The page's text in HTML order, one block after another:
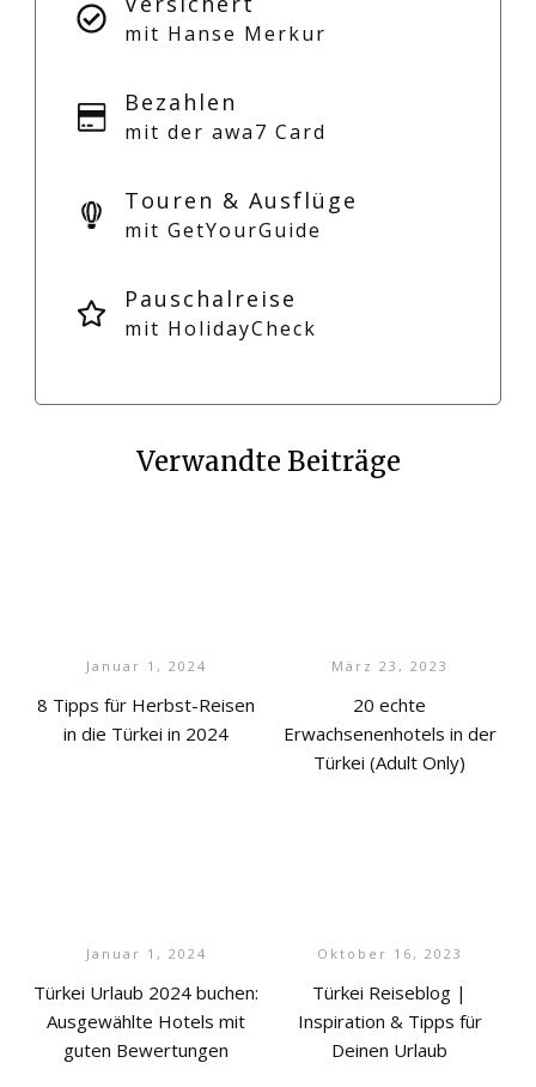
mit Hanse Merkur
Bezahlen
mit der awa7 Card
Touren & Ausflüge
mit GetYourGuide
Pauschalreise
mit HolidayCheck
Verwandte Beiträge
Januar 1, 2024
8 Tipps für Herbst-Reisen
in die Türkei in 2024
März 23, 2023
20 echte
Erwachsenenhotels in der
Türkei (Adult Only)
Januar 1, 2024
Türkei Urlaub 2024 buchen:
Ausgewählte Hotels mit
guten Bewertungen
Oktober 16, 2023
Türkei Reiseblog |
Inspiration & Tipps für
Deinen Urlaub